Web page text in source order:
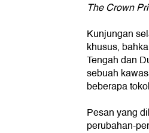
The Crown
Kunjungan
khusus,
Tengah dan
sebuah
beberapa
Pesan yang
perubahan-